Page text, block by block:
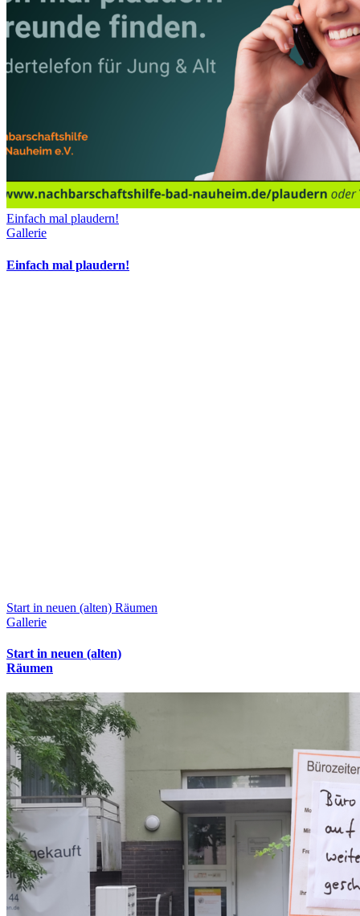
Einfach mal plaudern!
Gallerie
Einfach mal plaudern!
Start in neuen (alten) Räumen
Gallerie
Start in neuen (alten)
Räumen